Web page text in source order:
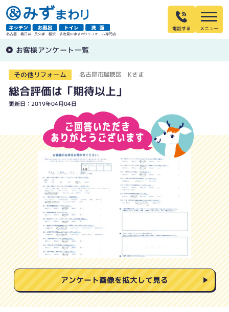
名古屋・春日井・長久手・稲沢・多治見の水まわりリフォーム専門店
電話する
お客様アンケート一覧
その他リフォーム 名古屋市瑞穂区 Kさま
総合評価は「期待以上」
更新日：2019年04月04日
アンケート画像を拡大して見る